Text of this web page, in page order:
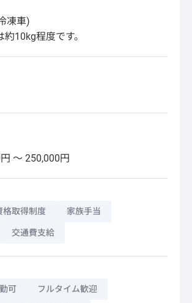
凍車)
10kg程度です。
〜 250,000円
格取得制度 家族手当
交通費支給
可 フルタイム歓迎